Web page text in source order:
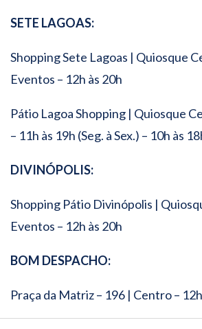
SETE LAGOAS:
Shopping Sete Lagoas | Quiosque
Eventos – 12h às 20h
Pátio Lagoa Shopping | Quiosque
– 11h às 19h (Seg. à Sex.) – 10h às
DIVINÓPOLIS:
Shopping Pátio Divinópolis |
Eventos – 12h às 20h
BOM DESPACHO:
Praça da Matriz – 196 | Centro –